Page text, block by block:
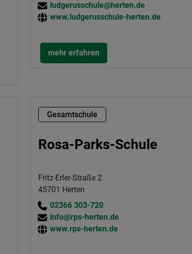
ludgerusschule@herten.de
www.ludgerusschule-herten.de
mehr erfahren
Gesamtschule
Rosa-Parks-Schule
Fritz-Erler-Straße 2
45701 Herten
02366 303-720
info@rps-herten.de
www.rps-herten.de